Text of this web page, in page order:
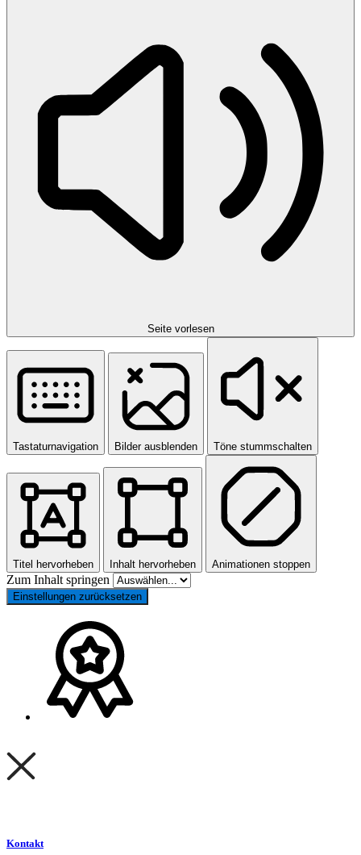
Seite vorlesen
Tastaturnavigation Bilder ausblenden Töne stummschalten
Titel hervorheben Inhalt hervorheben Animationen stoppen
Zum Inhalt springen
Einstellungen zurücksetzen
Kontakt